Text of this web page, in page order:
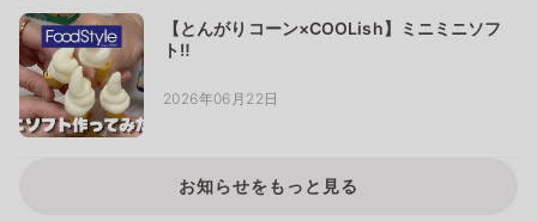
【とんがりコーン×COOLish】ミニミニソフ
ト‼
2026年06月22日
お知らせをもっと見る